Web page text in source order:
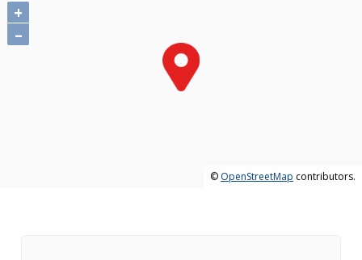
+
–
© OpenStreetMap contributors.